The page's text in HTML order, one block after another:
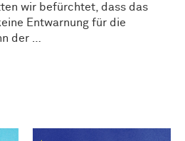
wir befürchtet, dass das
Entwarnung für die
der …